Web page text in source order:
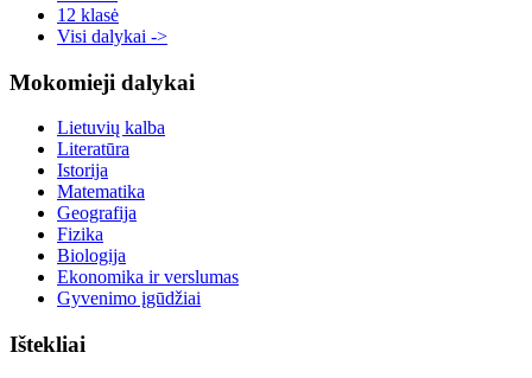
12 klasė
Visi dalykai ->
Mokomieji dalykai
Lietuvių kalba
Literatūra
Istorija
Matematika
Geografija
Fizika
Biologija
Ekonomika ir verslumas
Gyvenimo įgūdžiai
Ištekliai